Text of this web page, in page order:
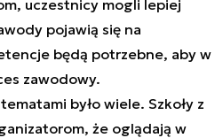
uczestnicy mogli lepiej
pojawią się na
będą potrzebne, aby w
zawodowy.
było wiele. Szkoły z
że oglądają w